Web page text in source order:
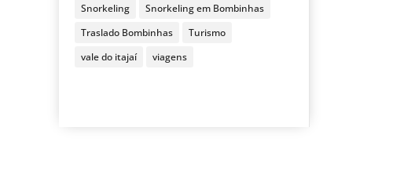
Snorkeling
Snorkeling em Bombinhas
Traslado Bombinhas
Turismo
vale do itajaí
viagens